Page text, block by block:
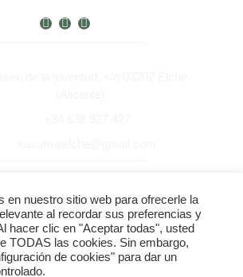
de privacidad y cookies
en nuestro sitio web para ofrecerle la
al recordar sus preferencias y
hacer clic en "Aceptar todas", usted
TODAS las cookies. Sin embargo,
de cookies" para dar un